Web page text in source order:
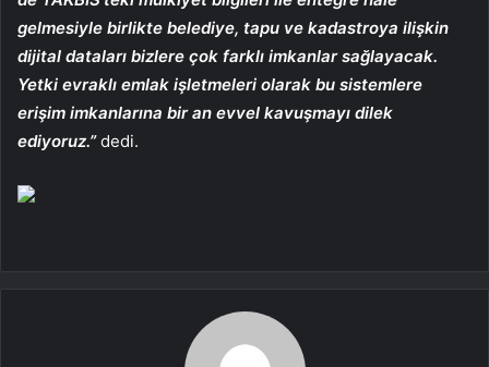
gelmesiyle birlikte belediye, tapu ve kadastroya ilişkin
dijital dataları bizlere çok farklı imkanlar sağlayacak.
Yetki evraklı emlak işletmeleri olarak bu sistemlere
erişim imkanlarına bir an evvel kavuşmayı dilek
ediyoruz.”dedi.